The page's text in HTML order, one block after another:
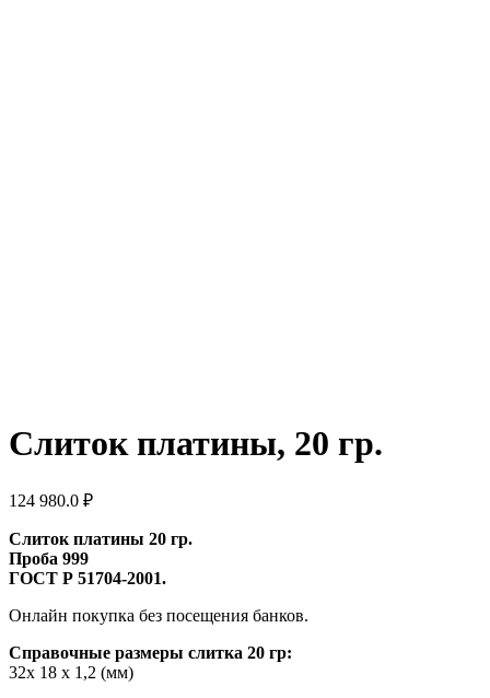
Слиток платины, 20 гр.
124 980.0 ₽
Слиток платины 20 гр.
Проба 999
ГОСТ Р 51704-2001.
Онлайн покупка без посещения банков.
Справочные размеры слитка 20 гр:
32х 18 х 1,2 (мм)